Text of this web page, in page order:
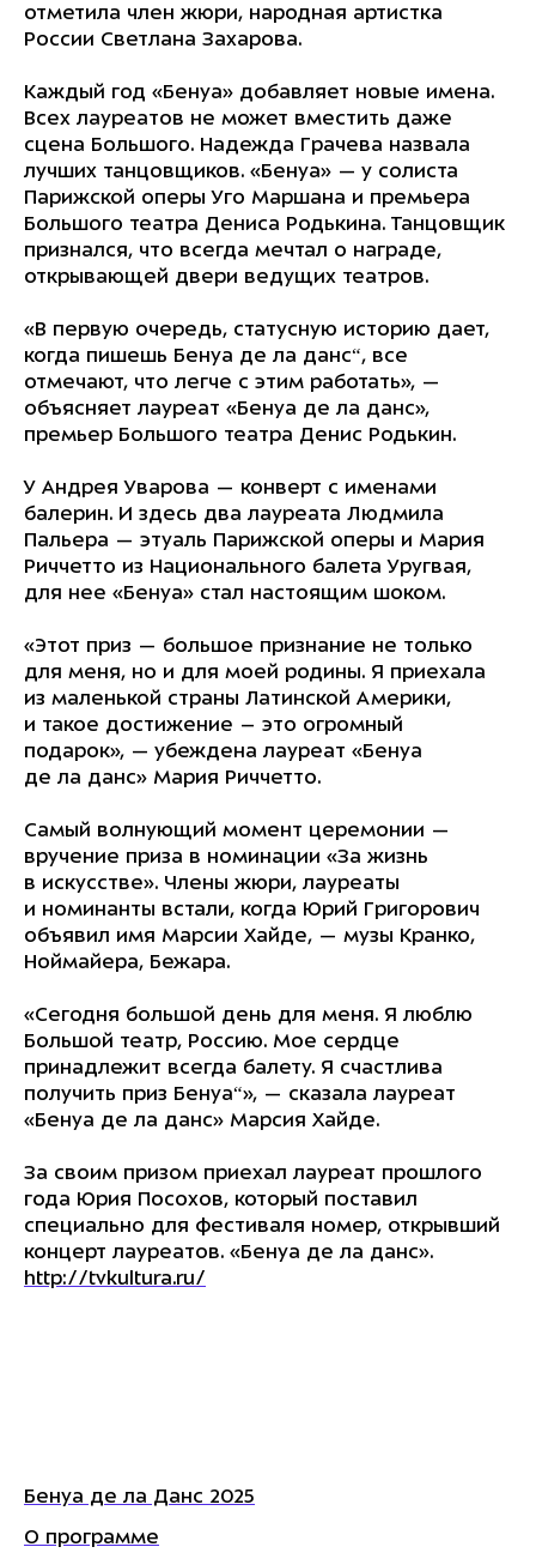
отметила член жюри, народная артистка
России Светлана Захарова.
Каждый год «Бенуа» добавляет новые имена.
Всех лауреатов не может вместить даже
сцена Большого. Надежда Грачева назвала
лучших танцовщиков. «Бенуа» — у солиста
Парижской оперы Уго Маршана и премьера
Большого театра Дениса Родькина. Танцовщик
признался, что всегда мечтал о награде,
открывающей двери ведущих театров.
«В первую очередь, статусную историю дает,
когда пишешь Бенуа де ла данс“, все
отмечают, что легче с этим работать», —
объясняет лауреат «Бенуа де ла данс»,
премьер Большого театра Денис Родькин.
У Андрея Уварова — конверт с именами
балерин. И здесь два лауреата Людмила
Пальера — этуаль Парижской оперы и Мария
Риччетто из Национального балета Уругвая,
для нее «Бенуа» стал настоящим шоком.
«Этот приз — большое признание не только
для меня, но и для моей родины. Я приехала
из маленькой страны Латинской Америки,
и такое достижение – это огромный
подарок», — убеждена лауреат «Бенуа
де ла данс» Мария Риччетто.
Самый волнующий момент церемонии —
вручение приза в номинации «За жизнь
в искусстве». Члены жюри, лауреаты
и номинанты встали, когда Юрий Григорович
объявил имя Марсии Хайде, — музы Кранко,
Ноймайера, Бежара.
«Сегодня большой день для меня. Я люблю
Большой театр, Россию. Мое сердце
принадлежит всегда балету. Я счастлива
получить приз Бенуа“», — сказала лауреат
«Бенуа де ла данс» Марсия Хайде.
За своим призом приехал лауреат прошлого
года Юрия Посохов, который поставил
специально для фестиваля номер, открывший
концерт лауреатов. «Бенуа де ла данс».
http://tvkultura.ru/­
Бенуа де ла Данс 2025
О программе